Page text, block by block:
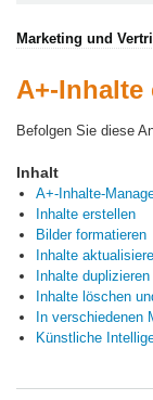
Marketing und
A+-Inhalte
Befolgen Sie diese
Inhalt
A+-Inhalte-
Inhalte erstellen
Bilder formatieren
Inhalte
Inhalte duplizieren
Inhalte löschen
In verschiedenen
Künstliche